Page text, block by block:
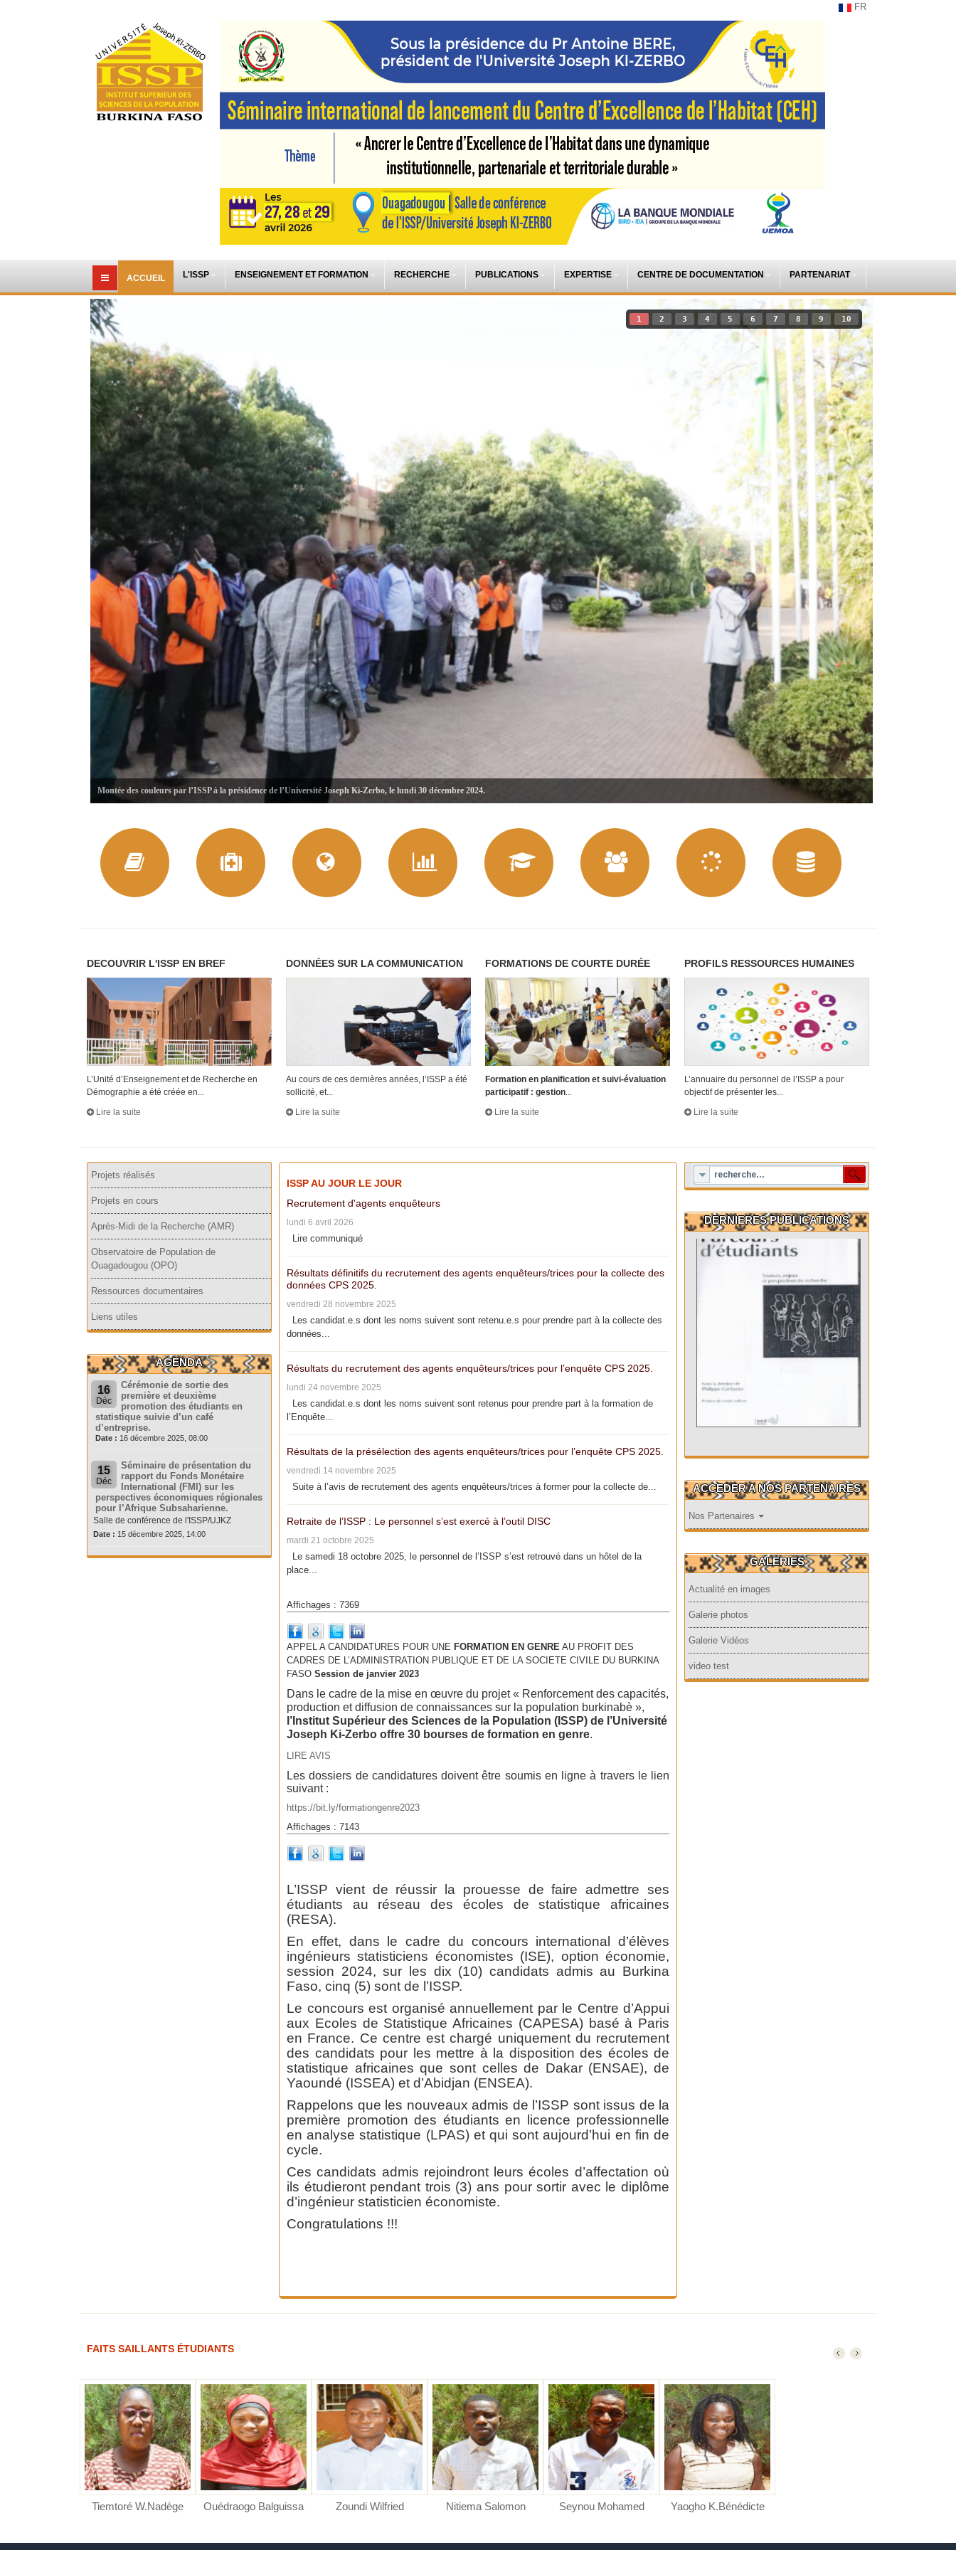
FR
ACCUEIL L'ISSP ENSEIGNEMENT ET FORMATION RECHERCHE PUBLICATIONS EXPERTISE CENTRE DE DOCUMENTATION PARTENARIAT
1 2 3 4 5 6 7 8 9 10
Montée des couleurs par l’ISSP à la présidence de l’Université Joseph Ki-Zerbo, le lundi 30 décembre 2024.
DECOUVRIR L'ISSP EN BREF
L’Unité d’Enseignement et de Recherche en
Démographie a été créée en...
Lire la suite
DONNÉES SUR LA COMMUNICATION
Au cours de ces dernières années, l’ISSP a été
sollicité, et...
Lire la suite
FORMATIONS DE COURTE DURÉE
Formation en planification et suivi-évaluation
participatif : gestion
Lire la suite
PROFILS RESSOURCES HUMAINES
L’annuaire du personnel de l’ISSP a pour
objectif de présenter les...
Lire la suite
ISSP AU JOUR LE JOUR
Recrutement d'agents enquêteurs
lundi 6 avril 2026
Lire communiqué
Résultats définitifs du recrutement des agents enquêteurs/trices pour la collecte des
données CPS 2025.
vendredi 28 novembre 2025
Les candidat.e.s dont les noms suivent sont retenu.e.s pour prendre part à la collecte des
données...
Résultats du recrutement des agents enquêteurs/trices pour l’enquête CPS 2025.
lundi 24 novembre 2025
Les candidat.e.s dont les noms suivent sont retenus pour prendre part à la formation de
l’Enquête...
Résultats de la présélection des agents enquêteurs/trices pour l’enquête CPS 2025.
vendredi 14 novembre 2025
Suite à l’avis de recrutement des agents enquêteurs/trices à former pour la collecte de...
Retraite de l’ISSP : Le personnel s’est exercé à l’outil DISC
mardi 21 octobre 2025
Le samedi 18 octobre 2025, le personnel de l’ISSP s’est retrouvé dans un hôtel de la
place...
Affichages : 7369
APPEL A CANDIDATURES POUR UNE FORMATION EN GENRE AU PROFIT DES
CADRES DE L’ADMINISTRATION PUBLIQUE ET DE LA SOCIETE CIVILE DU BURKINA
FASO Session de janvier 2023
Dans le cadre de la mise en œuvre du projet « Renforcement des capacités,
production et diffusion de connaissances sur la population burkinabè »,
l’Institut Supérieur des Sciences de la Population (ISSP) de l’Université
Joseph Ki-Zerbo offre 30 bourses de formation en genre.
LIRE AVIS
Les dossiers de candidatures doivent être soumis en ligne à travers le lien
suivant :
https://bit.ly/formationgenre2023
Affichages : 7143
L’ISSP vient de réussir la prouesse de faire admettre ses
étudiants au réseau des écoles de statistique africaines
(RESA).
En effet, dans le cadre du concours international d’élèves
ingénieurs statisticiens économistes (ISE), option économie,
session 2024, sur les dix (10) candidats admis au Burkina
Faso, cinq (5) sont de l’ISSP.
Le concours est organisé annuellement par le Centre d’Appui
aux Ecoles de Statistique Africaines (CAPESA) basé à Paris
en France. Ce centre est chargé uniquement du recrutement
des candidats pour les mettre à la disposition des écoles de
statistique africaines que sont celles de Dakar (ENSAE), de
Yaoundé (ISSEA) et d’Abidjan (ENSEA).
Rappelons que les nouveaux admis de l’ISSP sont issus de la
première promotion des étudiants en licence professionnelle
en analyse statistique (LPAS) et qui sont aujourd’hui en fin de
cycle.
Ces candidats admis rejoindront leurs écoles d’affectation où
ils étudieront pendant trois (3) ans pour sortir avec le diplôme
d’ingénieur statisticien économiste.
Congratulations !!!
Projets réalisés
Projets en cours
Après-Midi de la Recherche (AMR)
Observatoire de Population de
Ouagadougou (OPO)
Ressources documentaires
Liens utiles
AGENDA
16
Déc
Cérémonie de sortie des
première et deuxième
promotion des étudiants en
statistique suivie d’un café
d’entreprise.
Date : 16 décembre 2025, 08:00
15
Déc
Séminaire de présentation du
rapport du Fonds Monétaire
International (FMI) sur les
perspectives économiques régionales
pour l’Afrique Subsaharienne.
Salle de conférence de l'ISSP/UJKZ
Date : 15 décembre 2025, 14:00
DERNIERES PUBLICATIONS
ACCEDER A NOS PARTENAIRES
Nos Partenaires
GALERIES
Actualité en images
Galerie photos
Galerie Vidéos
video test
FAITS SAILLANTS ÉTUDIANTS
Tiemtoré W.Nadège Ouédraogo Balguissa Zoundi Wilfried Nitiema Salomon Seynou Mohamed Yaogho K.Bénédicte